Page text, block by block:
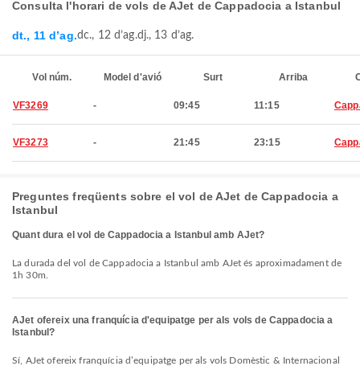
Consulta l'horari de vols de AJet de Cappadocia a Istanbul
dt., 11 d’ag.dc., 12 d’ag.dj., 13 d’ag.
Vol núm. Model d'avió Surt Arriba
VF3269 - 09:45 11:15
VF3273 - 21:45 23:15
Preguntes freqüents sobre el vol de AJet de Cappadocia a
Istanbul
Quant dura el vol de Cappadocia a Istanbul amb AJet?
La durada del vol de Cappadocia a Istanbul amb AJet és aproximadament de
1h 30m.
AJet ofereix una franquícia d'equipatge per als vols de Cappadocia a
Istanbul?
Sí, AJet ofereix franquícia d’equipatge per als vols Domèstic & Internacional